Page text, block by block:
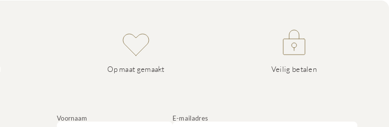
Op maat gemaakt Veilig betalen
Voornaam E-mailadres